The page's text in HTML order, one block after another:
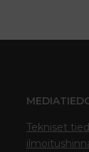
Tekniset